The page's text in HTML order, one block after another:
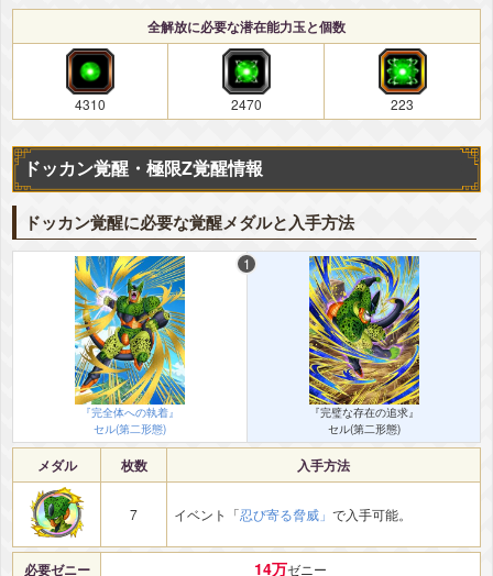
全解放に必要な潜在能力玉と個数
4310 2470 223
ドッカン覚醒・極限Z覚醒情報
ドッカン覚醒に必要な覚醒メダルと入手方法
『完全体への執着』
セル(第二形態)
『完璧な存在の追求』
セル(第二形態)
メダル 枚数 入手方法
7 イベント「忍び寄る脅威」 で入手可能。
必要ゼニー 14万ゼニー